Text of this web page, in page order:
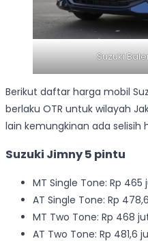
Suzuki
Berikut daftar harga mobil
berlaku OTR untuk wilayah
lain kemungkinan ada selisih
Suzuki Jimny 5 pintu
MT Single Tone: Rp 465
AT Single Tone: Rp
MT Two Tone: Rp 468
AT Two Tone: Rp 481,6